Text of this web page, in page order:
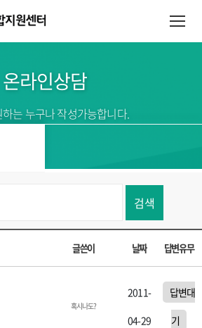
온라인상담
는 누구나 작성가능합니다.
검색
글쓴이 날짜 답변유무
혹시나도?
2011-
04-29
답변대
기